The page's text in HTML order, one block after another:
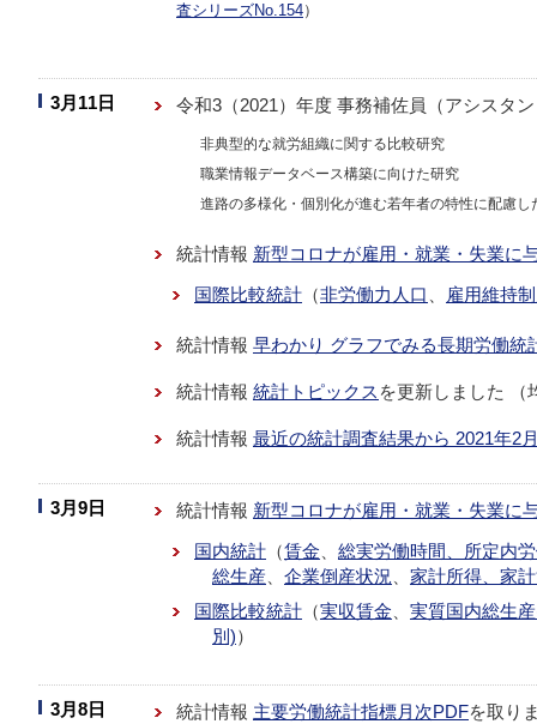
査シリーズNo.154）
3月11日 令和3（2021）年度 事務補佐員（アシスタ
非典型的な就労組織に関する比較研究
職業情報データベース構築に向けた研究
進路の多様化・個別化が進む若年者の特性に配慮
統計情報 新型コロナが雇用・就業・失業に
国際比較統計 （非労働力人口 雇用維持
統計情報 早わかり グラフでみる長期労働統
統計情報 統計トピックス を更新しました （
統計情報 最近の統計調査結果から 2021年2
3月9日 統計情報 新型コロナが雇用・就業・失業に
国内統計 （賃金
総実労働時間、所定内
総生産
企業倒産状況
家計所得、家
国際比較統計 （実収賃金
実質国内総生
別)）
3月8日 統計情報 主要労働統計指標月次PDFを取り